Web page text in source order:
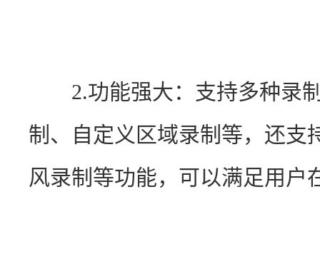
2.功能强大：支持多种录
制、自定义区域录制等，还支
风录制等功能，可以满足用户